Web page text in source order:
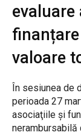
evaluare
valoare
În sesiunea de
perioada 27
asociaţiile și
nerambursabilă